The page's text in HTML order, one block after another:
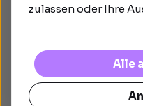
zulassen oder Ihre
Alle